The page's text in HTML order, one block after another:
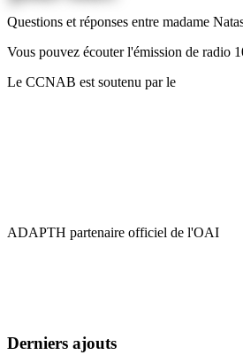
Questions et réponses entre madame
Vous pouvez écouter l'émission de radio
Le CCNAB est soutenu par le
ADAPTH partenaire officiel de l'OAI
Derniers ajouts